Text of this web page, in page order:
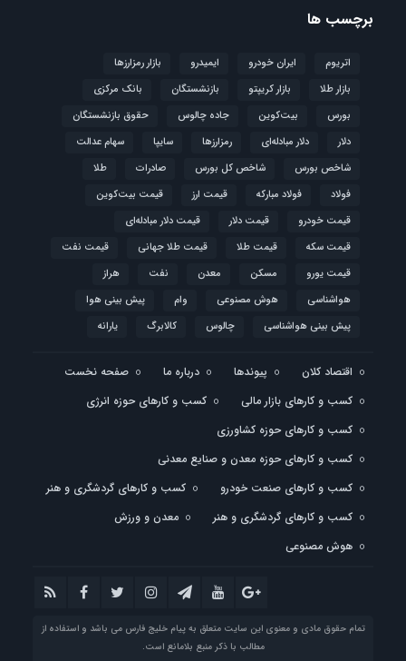
برچسب ها
اتریوم ایران خودرو ایمیدرو
بازار رمزارزها
بازار طلا
بازار کریپتو بازنشستگان
بانک مرکزی
بورس
بیت‌کوین جاده چالوس
حقوق بازنشستگان
دلار
دلار مبادله‌ای رمزارزها سایپا
سهام عدالت
شاخص بورس
شاخص کل بورس صادرات
طلا
فولاد
فولاد مبارکه قیمت ارز
قیمت بیت‌کوین
قیمت خودرو
قیمت دلار
قیمت دلار مبادله‌ای
قیمت سکه
قیمت طلا قیمت طلا جهانی
قیمت نفت
قیمت یورو
مسکن معدن نفت
هراز
هواشناسی
هوش مصنوعی وام
پیش بینی هوا
پیش بینی هواشناسی
چالوس کالابرگ یارانه
اقتصاد کلان پیوندها درباره ما
صفحه نخست
کسب و کارهای بازار مالی
کسب و کارهای حوزه انرژی
کسب و کارهای حوزه کشاورزی
کسب و کارهای حوزه معدن و صنایع معدنی
کسب و کارهای صنعت خودرو
کسب و کارهای گردشگری و هنر
کسب و کارهای گردشگری و هنر
معدن و ورزش
هوش مصنوعی
تمام حقوق مادی و معنوی این سایت متعلق به پیام خلیج فارس می باشد و استفاده از
مطالب با ذکر منبع بلامانع است.